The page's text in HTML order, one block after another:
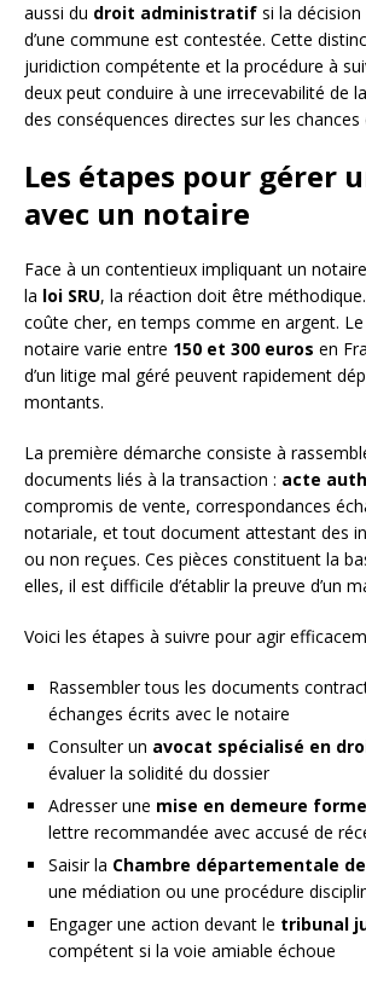
aussi du droit administratif si la
d’une commune est contestée. Cette
juridiction compétente et la procédure à
deux peut conduire à une irrecevabilité de
des conséquences directes sur les chances
Les étapes pour gérer
avec un notaire
Face à un contentieux impliquant un
la loi SRU, la réaction doit être
coûte cher, en temps comme en argent. Le
notaire varie entre 150 et 300 euros en
d’un litige mal géré peuvent rapidement
montants.
La première démarche consiste à
documents liés à la transaction : acte
compromis de vente, correspondances
notariale, et tout document attestant des
ou non reçues. Ces pièces constituent la
elles, il est difficile d’établir la preuve d’un
Voici les étapes à suivre pour agir
Rassembler tous les documents
échanges écrits avec le notaire
Consulter un avocat spécialisé en
évaluer la solidité du dossier
Adresser une mise en demeure
lettre recommandée avec accusé de
Saisir la Chambre départementale
une médiation ou une procédure
Engager une action devant le tribunal
compétent si la voie amiable échoue